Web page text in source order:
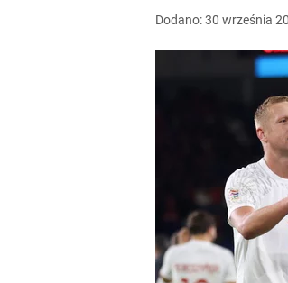
Dodano:30 września